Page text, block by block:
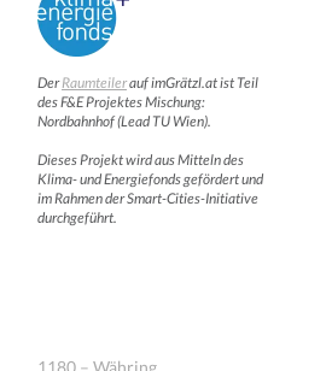
DerRaumteilerauf imGrätzl.at ist Teil
des F&E Projektes Mischung:
Nordbahnhof (Lead TU Wien).
Dieses Projekt wird aus Mitteln des
Klima- und Energiefonds gefördert und
im Rahmen der Smart-Cities-Initiative
durchgeführt.
1180 – Währing